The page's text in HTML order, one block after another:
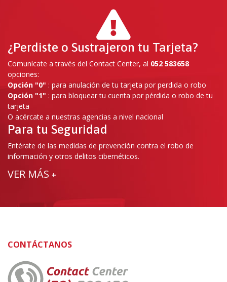
¿Perdiste o Sustrajeron tu Tarjeta?
Comunícate a través del Contact Center, al 052 583658
opciones:
Opción "0" : para anulación de tu tarjeta por perdida o robo
Opción "1" : para bloquear tu cuenta por pérdida o robo de tu
tarjeta
O acércate a nuestras agencias a nivel nacional
Para tu Seguridad
Entérate de las medidas de prevención contra el robo de
información y otros delitos cibernéticos.
VER MÁS +
CONTÁCTANOS